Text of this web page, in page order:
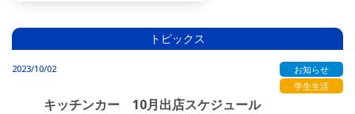
トピックス
キッチンカー 10月出店スケジュール
2023/10/02
お知らせ
学生生活